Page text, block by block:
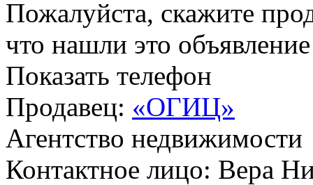
Пожалуйста, скажите
что нашли это
Показать телефон
Продавец: «ОГИЦ»
Агентство недвижимости
Контактное лицо: Вера